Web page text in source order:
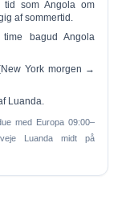
tid
som Angola om
af sommertid.
bagud
Angola
York morgen →
Luanda.
med Europa 09:00–
Luanda midt på